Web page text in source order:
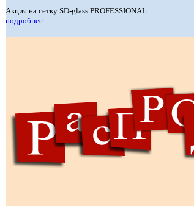
Акция на сетку SD-glass PROFESSIONAL
подробнее